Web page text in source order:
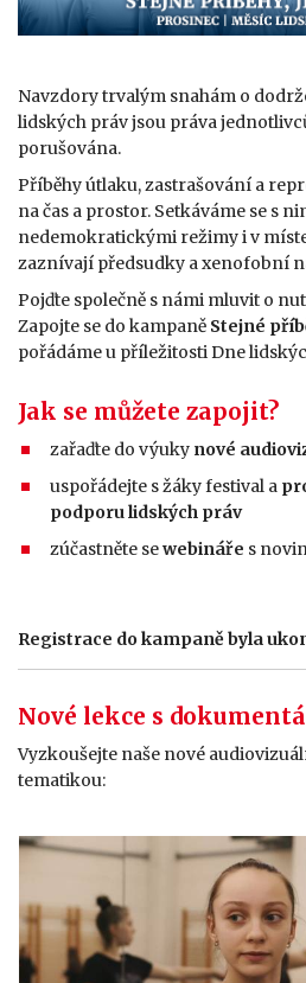
Navzdory trvalým snahám o
lidských práv jsou práva
porušována.
Příběhy útlaku, zastrašování a
na čas a prostor. Setkáváme se s
nedemokratickými režimy i v
zaznívají předsudky a xenofobní
Pojďte společně s námi mluvit o
Zapojte se do kampaně Stejné
pořádáme u příležitosti Dne
Jak se můžete zapojit?
zařaďte do výuky nové
uspořádejte s žáky festival a
podporu lidských práv
zúčastněte sewebináře s
Registrace do kampaně byla
Nové lekce s
Vyzkoušejte naše nové
tematikou: